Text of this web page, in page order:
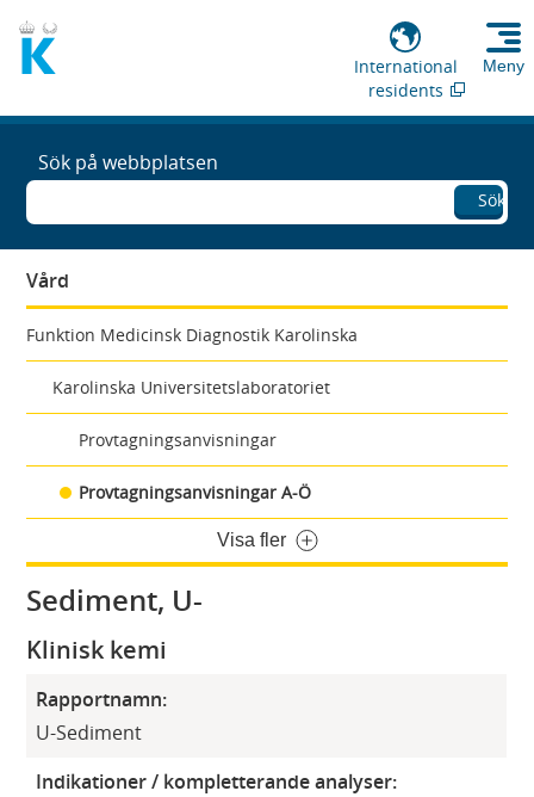
International
residents
Meny
Sök på webbplatsen
Sök
Vård
Funktion Medicinsk Diagnostik Karolinska
Karolinska Universitetslaboratoriet
Provtagningsanvisningar
Provtagningsanvisningar A-Ö
Visa fler
Sediment, U-
Klinisk kemi
Rapportnamn:
U-Sediment
Indikationer / kompletterande analyser: